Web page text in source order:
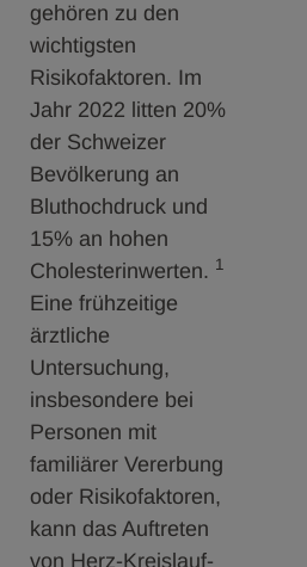
gehören zu den
wichtigsten
Risikofaktoren. Im
Jahr 2022 litten 20%
der Schweizer
Bevölkerung an
Bluthochdruck und
15% an hohen
Cholesterinwerten. 1
Eine frühzeitige
ärztliche
Untersuchung,
insbesondere bei
Personen mit
familiärer Vererbung
oder Risikofaktoren,
kann das Auftreten
von Herz-Kreislauf-